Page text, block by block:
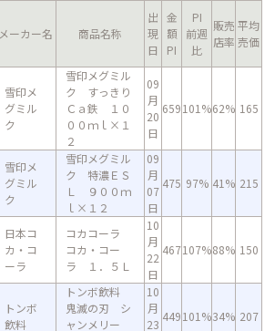
メーカー名 商品名称
出
現
日
金
額
PI
PI
前週
比
販売
店率
平均
売価
雪印メ
グミル
ク
雪印メグミル
ク すっきり
Ｃａ鉄 １０
００ｍｌ×１
２
09
月
20
日
659101%62% 165
雪印メ
グミル
ク
雪印メグミル
ク 特濃ＥＳ
Ｌ ９００ｍ
ｌ×１２
09
月
07
日
475 97% 41% 215
日本コ
カ・コ
ーラ
コカコーラ
コカ・コー
ラ １．５Ｌ
10
月
22
日
467107%88% 150
トンボ
飲料
トンボ飲料
鬼滅の刃 シ
ャンメリー
10
月
23
449101%34% 207